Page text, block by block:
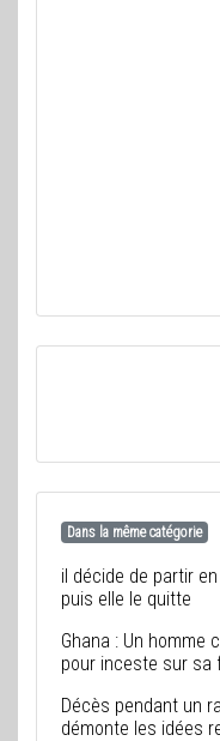
Dans la même catégorie
il décide de partir
puis elle le quitte
Ghana : Un homme
pour inceste sur sa
Décès pendant un
démonte les idées